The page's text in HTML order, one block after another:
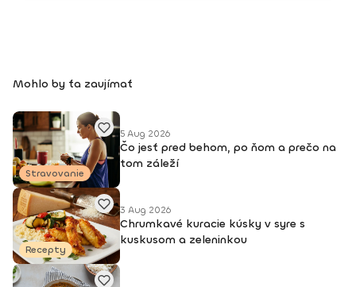
academy), Trnava, 2004 • Kurz tanečnej a pohybovej terapie
Mohlo by ťa zaujímať
Stravovanie
5 Aug 2026
Čo jesť pred behom, po ňom a prečo na
tom záleží
Recepty
3 Aug 2026
Chrumkavé kuracie kúsky v syre s
kuskusom a zeleninkou